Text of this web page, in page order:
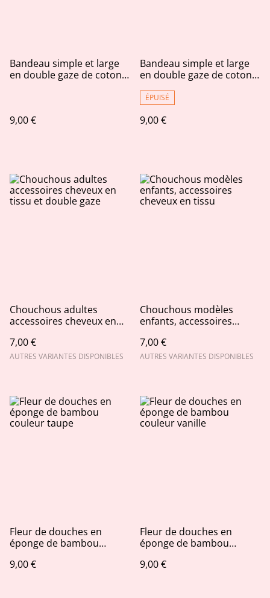
Bandeau simple et large
en double gaze de coton
9,00 €
Bandeau simple et large
en double gaze de coton
ÉPUISÉ
9,00 €
Chouchous adultes
accessoires cheveux en
7,00 €
AUTRES VARIANTES DISPONIBLES
Chouchous modèles
enfants, accessoires
7,00 €
AUTRES VARIANTES DISPONIBLES
Fleur de douches en
éponge de bambou
9,00 €
Fleur de douches en
éponge de bambou
9,00 €